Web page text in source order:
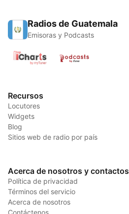
Radios de Guatemala
Emisoras y Podcasts
Recursos
Locutores
Widgets
Blog
Sitios web de radio por país
Acerca de nosotros y contactos
Política de privacidad
Términos del servicio
Acerca de nosotros